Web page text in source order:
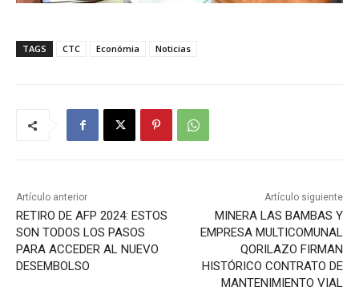
TAGS CTC Económia Noticias
Artículo anterior
RETIRO DE AFP 2024: ESTOS
SON TODOS LOS PASOS
PARA ACCEDER AL NUEVO
DESEMBOLSO
Artículo siguiente
MINERA LAS BAMBAS Y
EMPRESA MULTICOMUNAL
QORILAZO FIRMAN
HISTÓRICO CONTRATO DE
MANTENIMIENTO VIAL